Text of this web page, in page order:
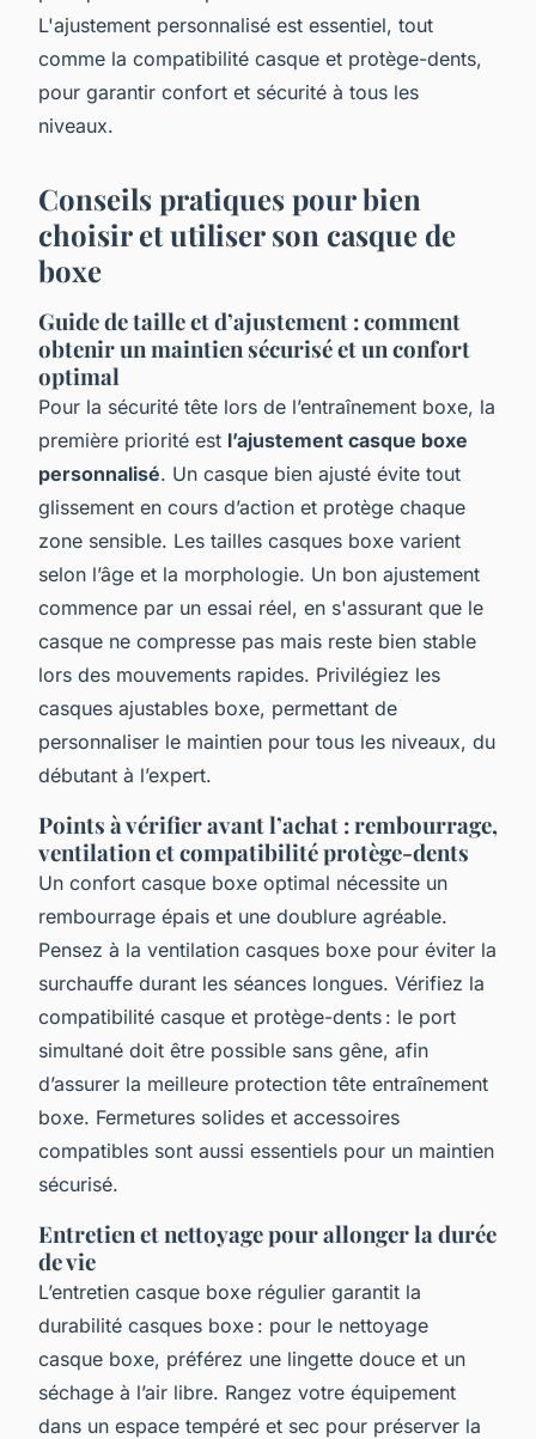
L'ajustement personnalisé est essentiel, tout
comme la compatibilité casque et protège-dents,
pour garantir confort et sécurité à tous les
niveaux.
Conseils pratiques pour bien
choisir et utiliser son casque de
boxe
Guide de taille et d’ajustement : comment
obtenir un maintien sécurisé et un confort
optimal
Pour la sécurité tête lors de l’entraînement boxe, la
première priorité est l’ajustement casque boxe
personnalisé. Un casque bien ajusté évite tout
glissement en cours d’action et protège chaque
zone sensible. Les tailles casques boxe varient
selon l’âge et la morphologie. Un bon ajustement
commence par un essai réel, en s'assurant que le
casque ne compresse pas mais reste bien stable
lors des mouvements rapides. Privilégiez les
casques ajustables boxe, permettant de
personnaliser le maintien pour tous les niveaux, du
débutant à l’expert.
Points à vérifier avant l’achat : rembourrage,
ventilation et compatibilité protège-dents
Un confort casque boxe optimal nécessite un
rembourrage épais et une doublure agréable.
Pensez à la ventilation casques boxe pour éviter la
surchauffe durant les séances longues. Vérifiez la
compatibilité casque et protège-dents : le port
simultané doit être possible sans gêne, afin
d’assurer la meilleure protection tête entraînement
boxe. Fermetures solides et accessoires
compatibles sont aussi essentiels pour un maintien
sécurisé.
Entretien et nettoyage pour allonger la durée
de vie
L’entretien casque boxe régulier garantit la
durabilité casques boxe : pour le nettoyage
casque boxe, préférez une lingette douce et un
séchage à l’air libre. Rangez votre équipement
dans un espace tempéré et sec pour préserver la